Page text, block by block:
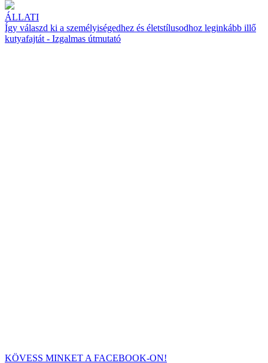
ÁLLATI
Így válaszd ki a személyiségedhez és életstílusodhoz leginkább illő
kutyafajtát - Izgalmas útmutató
KÖVESS MINKET A FACEBOOK-ON!